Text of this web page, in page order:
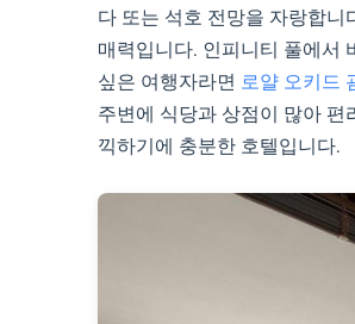
다 또는 석호 전망을 자랑합
매력입니다. 인피니티 풀에서
싶은 여행자라면 로얄 오키드
주변에 식당과 상점이 많아
끽하기에 충분한 호텔입니다.